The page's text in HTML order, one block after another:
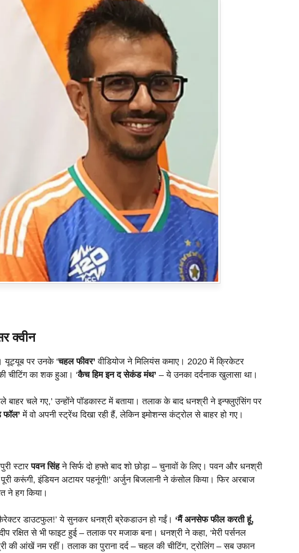
क्वीन
यूट्यूब पर उनके ‘चहल फीवर’ वीडियोज ने मिलियंस कमाए। 2020 में क्रिकेटर
चीटिंग का शक हुआ। ‘कैच हिम इन द सेकंड मंथ’ – ये उनका दर्दनाक खुलासा था।
चले गए,’ उन्होंने पॉडकास्ट में बताया। तलाक के बाद धनश्री ने इन्फ्लुएंसिंग पर
फॉल’में वो अपनी स्ट्रेंथ दिखा रही हैं, लेकिन इमोशन्स कंट्रोल से बाहर हो गए।
स्टारपवन सिंहने सिर्फ दो हफ्ते बाद शो छोड़ा – चुनावों के लिए। पवन और धनश्री
करूंगी, इंडियन अटायर पहनूंगी!’ अर्जुन बिजलानी ने कंसोल किया। फिर अरबाज
ने हग किया।
डाउटफुल!’ ये सुनकर धनश्री ब्रेकडाउन हो गईं। ‘मैं अनसेफ फील करती हूं,
रक्षित से भी फाइट हुई – तलाक पर मजाक बना। धनश्री ने कहा, ‘मेरी पर्सनल
की आंखें नम रहीं। तलाक का पुराना दर्द – चहल की चीटिंग, ट्रोलिंग – सब उफान